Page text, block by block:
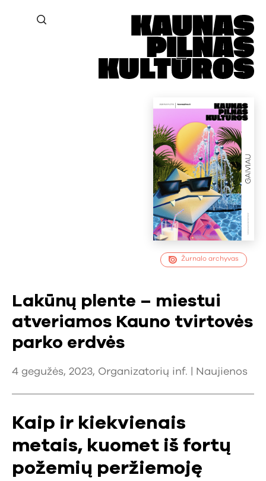
Žurnalo archyvas
Lakūnų plente – miestui
atveriamos Kauno tvirtovės
parko erdvės
4 gegužės, 2023, Organizatorių inf. | Naujienos
Kaip ir kiekvienais
metais, kuomet iš fortų
požemių peržiemoję